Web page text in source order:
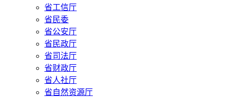
省工信厅
省民委
省公安厅
省民政厅
省司法厅
省财政厅
省人社厅
省自然资源厅